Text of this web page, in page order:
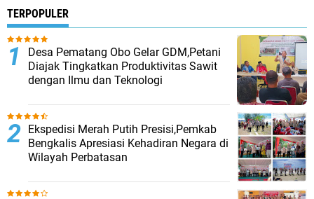
TERPOPULER
Desa Pematang Obo Gelar GDM,Petani
Diajak Tingkatkan Produktivitas Sawit
dengan Ilmu dan Teknologi
Ekspedisi Merah Putih Presisi,Pemkab
Bengkalis Apresiasi Kehadiran Negara di
Wilayah Perbatasan